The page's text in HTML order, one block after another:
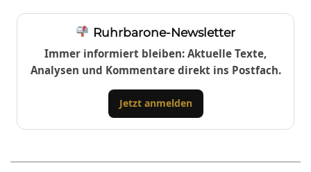
Ruhrbarone-Newsletter
Immer informiert bleiben: Aktuelle Texte,
Analysen und Kommentare direkt ins Postfach.
Jetzt anmelden